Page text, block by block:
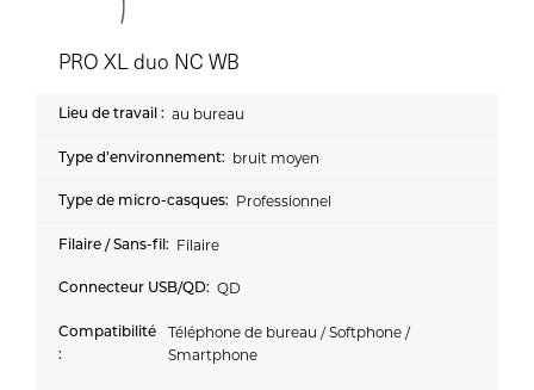
PRO XL duo NC WB
au bureau
bruit moyen
Professionnel
Filaire
QD
Téléphone de bureau / Softphone /
Smartphone